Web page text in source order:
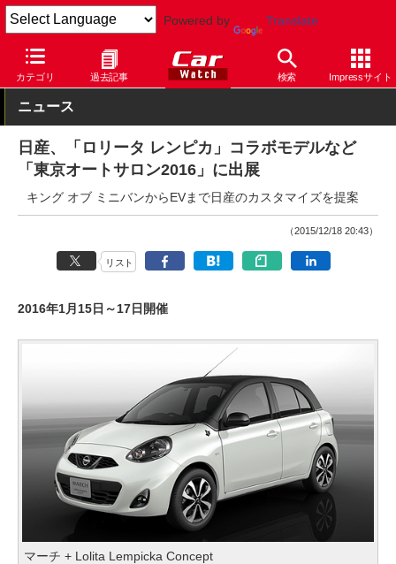
Powered by Translate
カテゴリ 過去記事 検索 Impressサイト
Car Watch 自動車 マーチ
ニュース
日産、「ロリータ レンピカ」コラボモデルなど
「東京オートサロン2016」に出展
キング オブ ミニバンからEVまで日産のカスタマイズを提案
（2015/12/18 20:43）
リスト
2016年1月15日～17日開催
マーチ + Lolita Lempicka Concept